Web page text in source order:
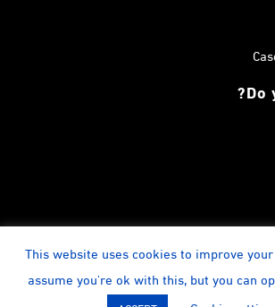
Do
Search
Linkedin
YouTube
Calendar
instagram
This website uses cookies to improve
assume you're ok with this, but you can